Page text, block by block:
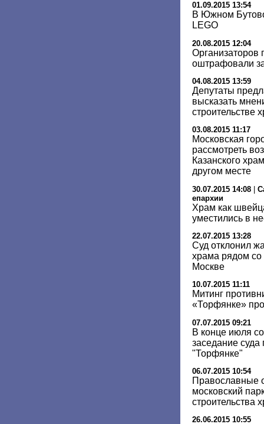
01.09.2015 13:54
В Южном
LEGO
20.08.2015 12:04
Организаторов
оштрафовали
04.08.2015 13:59
Депутаты
высказать
строительстве
03.08.2015 11:17
Московская
рассмотреть
Казанского
другом месте
30.07.2015 14:08 |
епархии
Храм как
уместились в
22.07.2015 13:28
Суд отклонил
храма рядом со
Москве
10.07.2015 11:11
Митинг
«Торфянке»
07.07.2015 09:21
В конце июля
заседание
"Торфянке"
06.07.2015 10:54
Православные
московский
строительства
26.06.2015 10:55